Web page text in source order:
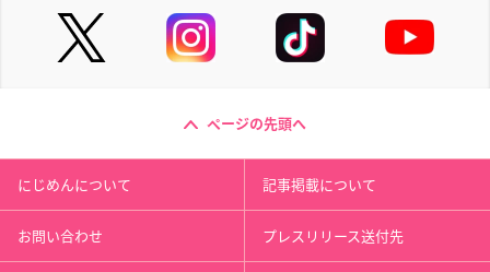
ページの先頭へ
にじめんについて 記事掲載について
お問い合わせ プレスリリース送付先